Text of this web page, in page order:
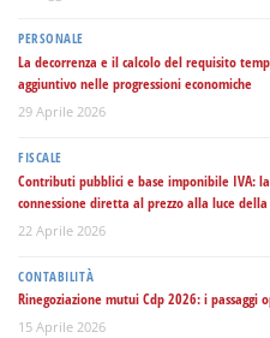
PERSONALE
La decorrenza e il calcolo del requisito
aggiuntivo nelle progressioni economiche
29 Aprile 2026
FISCALE
Contributi pubblici e base imponibile IVA:
connessione diretta al prezzo alla luce
22 Aprile 2026
CONTABILITÀ
Rinegoziazione mutui Cdp 2026: i passaggi
15 Aprile 2026